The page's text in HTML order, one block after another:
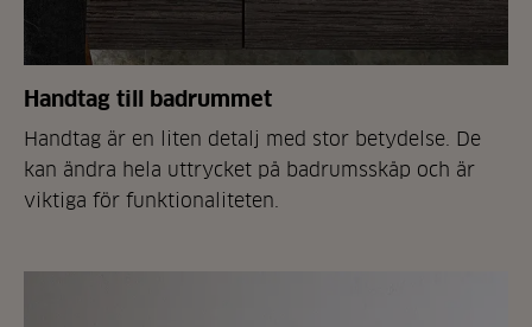
Handtag till badrummet
Handtag är en liten detalj med stor betydelse. De
kan ändra hela uttrycket på badrumsskåp och är
viktiga för funktionaliteten.